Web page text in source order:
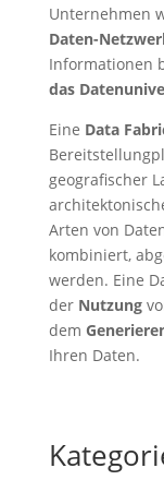
Unternehmen
Daten-
Informationen
das
Eine Data
geografischer
Arten von
kombiniert,
werden. Eine
der Nutzung
dem
Ihren Daten.